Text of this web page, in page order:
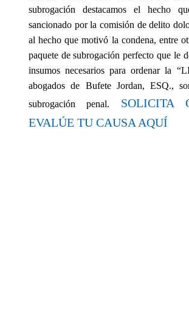
subrogación destacamos el hecho
sancionado por la comisión de delito
al hecho que motivó la condena, entre
paquete de subrogación perfecto que le
insumos necesarios para ordenar la
abogados de Bufete Jordan, ESQ.,
subrogación penal. SOLICITA
EVALÚE TU CAUSA AQUÍ